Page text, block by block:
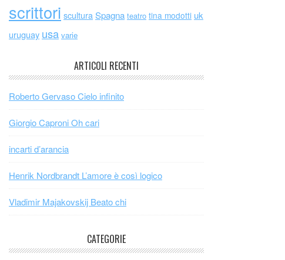
scrittori scultura Spagna teatro tina modotti uk
uruguay usa varie
ARTICOLI RECENTI
Roberto Gervaso Cielo infinito
Giorgio Caproni Oh cari
incarti d’arancia
Henrik Nordbrandt L’amore è così logico
Vladimir Majakovskij Beato chi
CATEGORIE